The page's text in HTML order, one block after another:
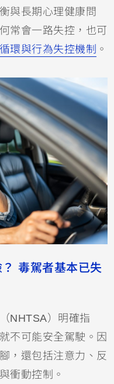
與長期心理健康問
常會一路失控，也可
環與行為失控機制 。
毒駕者基本已失
NHTSA）明確指
不可能安全駕駛。因
，還包括注意力、反
衝動控制。